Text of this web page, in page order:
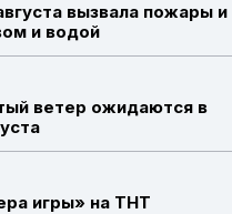
вызвала пожары и
и водой
ветер ожидаются в
игры» на ТНТ